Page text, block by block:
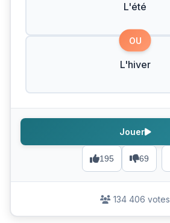
L'été
OU
L'hiver
195 69
Jouer
134 406 votes